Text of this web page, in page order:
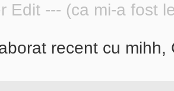
Edit --- (ca mi-a fost
recent cu mihh,